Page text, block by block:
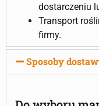
dostarczeniu
Transport
firmy.
Sposoby